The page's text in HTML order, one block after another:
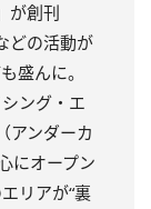
が創刊
どの活動が
盛んに。
ング・エ
アンダーカ
にオープン
リアが“裏